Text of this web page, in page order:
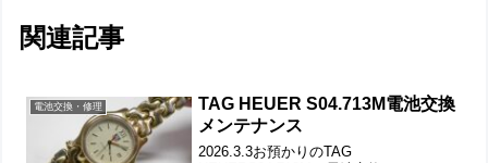
関連記事
電池交換・修理
TAG HEUER S04.713M電池交換
メンテナンス
2026.3.3お預かりのTAG